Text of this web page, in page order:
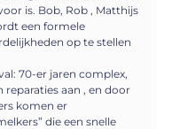
is. Bob, Rob , Matthijs
een formele
op te stellen
70-er jaren complex,
aan , en door
komen er
die een snelle